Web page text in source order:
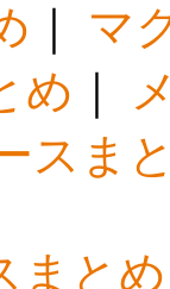
マ
め
スま
まとめ